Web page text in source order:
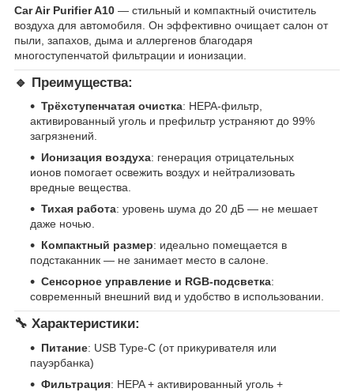
Car Air Purifier A10 — стильный и компактный очиститель
воздуха для автомобиля. Он эффективно очищает салон от
пыли, запахов, дыма и аллергенов благодаря
многоступенчатой фильтрации и ионизации.
🔹 Преимущества:
Трёхступенчатая очистка: HEPA-фильтр,
активированный уголь и префильтр устраняют до 99%
загрязнений.
Ионизация воздуха: генерация отрицательных
ионов помогает освежить воздух и нейтрализовать
вредные вещества.
Тихая работа: уровень шума до 20 дБ — не мешает
даже ночью.
Компактный размер: идеально помещается в
подстаканник — не занимает место в салоне.
Сенсорное управление и RGB-подсветка:
современный внешний вид и удобство в использовании.
🔧 Характеристики:
Питание: USB Type‑C (от прикуривателя или
пауэрбанка)
Фильтрация: HEPA + активированный уголь +